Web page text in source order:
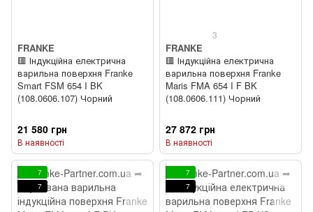
FRANKE
🟥 Індукційна електрична
варильна поверхня Franke
Smart FSM 654 I BK
(108.0606.107) Чорний
21 580 грн
В наявності
3
FRANKE
🟥 Індукційна електрична
варильна поверхня Franke
Maris FMA 654 I F BK
(108.0606.111) Чорний
27 872 грн
В наявності
7
7
7
7